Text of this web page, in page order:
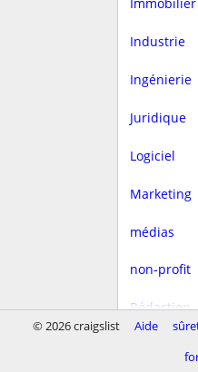
Industrie
Ingénierie
Juridique
Logiciel
Marketing
médias
non-profit
Rédaction
© 2026 craigslist Aide